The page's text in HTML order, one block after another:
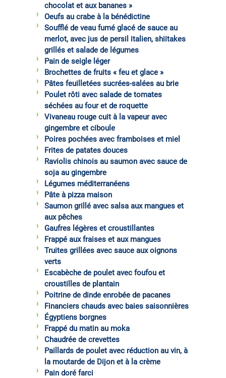
chocolat et aux bananes »
Oeufs au crabe à la bénédictine
Soufflé de veau fumé glacé de sauce au
merlot, avec jus de persil italien, shiitakes
grillés et salade de légumes
Pain de seigle léger
Brochettes de fruits « feu et glace »
Pâtes feuilletées sucrées-salées au brie
Poulet rôti avec salade de tomates
séchées au four et de roquette
Vivaneau rouge cuit à la vapeur avec
gingembre et ciboule
Poires pochées avec framboises et miel
Frites de patates douces
Raviolis chinois au saumon avec sauce de
soja au gingembre
Légumes méditerranéens
Pâte à pizza maison
Saumon grillé avec salsa aux mangues et
aux pêches
Gaufres légères et croustillantes
Frappé aux fraises et aux mangues
Truites grillées avec sauce aux oignons
verts
Escabèche de poulet avec foufou et
croustilles de plantain
Poitrine de dinde enrobée de pacanes
Financiers chauds avec baies saisonnières
Égyptiens borgnes
Frappé du matin au moka
Chaudrée de crevettes
Paillards de poulet avec réduction au vin, à
la moutarde de Dijon et à la crème
Pain doré farci